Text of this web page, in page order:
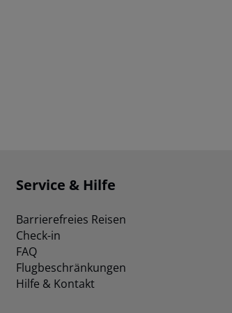
Service & Hilfe
Barrierefreies Reisen
Check-in
FAQ
Flugbeschränkungen
Hilfe & Kontakt